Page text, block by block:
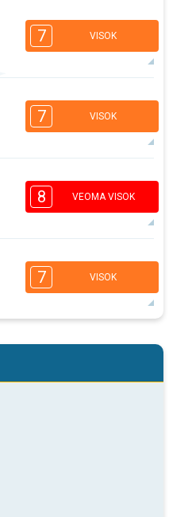
7 VISOK
4
16:00
34°maks
7 VISOK
4
16:00
3
32°maks
8 VEOMA VISOK
5
16:00
33°maks
7 VISOK
4